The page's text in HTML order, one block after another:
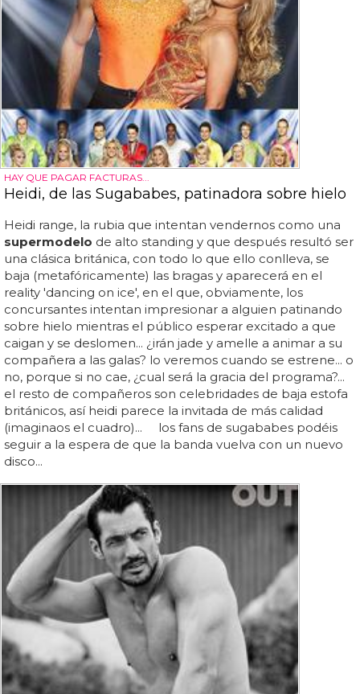
HAY QUE PAGAR FACTURAS...
Heidi, de las Sugababes, patinadora sobre hielo
Heidi range, la rubia que intentan vendernos como una
supermodelo de alto standing y que después resultó ser
una clásica británica, con todo lo que ello conlleva, se
baja (metafóricamente) las bragas y aparecerá en el
reality 'dancing on ice', en el que, obviamente, los
concursantes intentan impresionar a alguien patinando
sobre hielo mientras el público esperar excitado a que
caigan y se deslomen... ¿irán jade y amelle a animar a su
compañera a las galas? lo veremos cuando se estrene... o
no, porque si no cae, ¿cual será la gracia del programa?...
el resto de compañeros son celebridades de baja estofa
británicos, así heidi parece la invitada de más calidad
(imaginaos el cuadro)... los fans de sugababes podéis
seguir a la espera de que la banda vuelva con un nuevo
disco...